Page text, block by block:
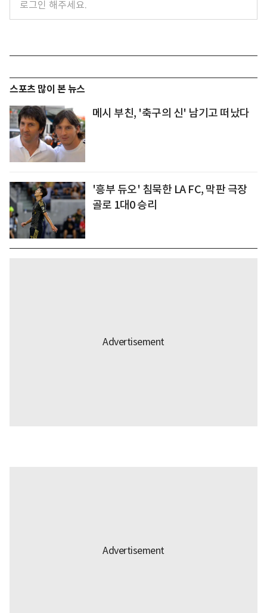
스포츠 많이 본 뉴스
메시 부친, '축구의 신' 남기고 떠났다
'흥부 듀오' 침묵한 LA FC, 막판 극장
골로 1대0 승리